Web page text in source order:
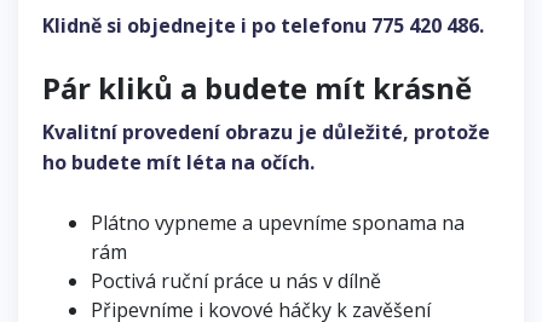
Klidně si objednejte i po telefonu 775 420 486.
Pár kliků a budete mít krásně
Kvalitní provedení obrazu je důležité, protože
ho budete mít léta na očích.
Plátno vypneme a upevníme sponama na
rám
Poctivá ruční práce u nás v dílně
Připevníme i kovové háčky k zavěšení